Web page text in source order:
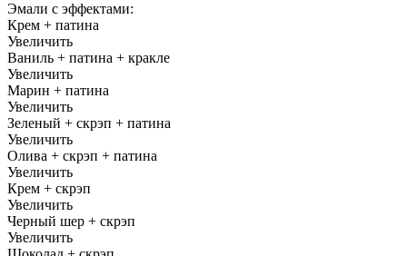
Эмали с эффектами:
Крем + патина
Увеличить
Ваниль + патина + кракле
Увеличить
Марин + патина
Увеличить
Зеленый + скрэп + патина
Увеличить
Олива + скрэп + патина
Увеличить
Крем + скрэп
Увеличить
Черный шер + скрэп
Увеличить